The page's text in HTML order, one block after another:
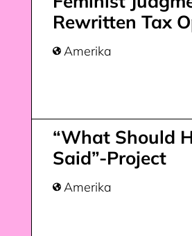
“What Should
Said”-Project
 Amerika
Rewritten Tax
 Amerika